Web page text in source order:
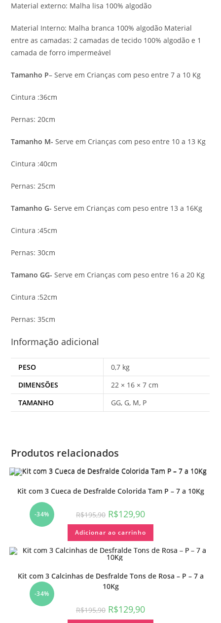
Material externo: Malha lisa 100% algodão
Material Interno: Malha branca 100% algodão Material
entre as camadas: 2 camadas de tecido 100% algodão e 1
camada de forro impermeável
Tamanho P– Serve em Crianças com peso entre 7 a 10 Kg
Cintura :36cm
Pernas: 20cm
Tamanho M- Serve em Crianças com peso entre 10 a 13 Kg
Cintura :40cm
Pernas: 25cm
Tamanho G- Serve em Crianças com peso entre 13 a 16Kg
Cintura :45cm
Pernas: 30cm
Tamano GG- Serve em Crianças com peso entre 16 a 20 Kg
Cintura :52cm
Pernas: 35cm
Informação adicional
PESO
0,7 kg
DIMENSÕES
22 × 16 × 7 cm
TAMANHO
GG, G, M, P
Produtos relacionados
-34%
Kit com 3 Cueca de Desfralde Colorida Tam P – 7 a 10Kg
R$195,90 R$129,90
Adicionar ao carrinho
-34%
Kit com 3 Calcinhas de Desfralde Tons de Rosa – P – 7 a
10Kg
R$195,90 R$129,90